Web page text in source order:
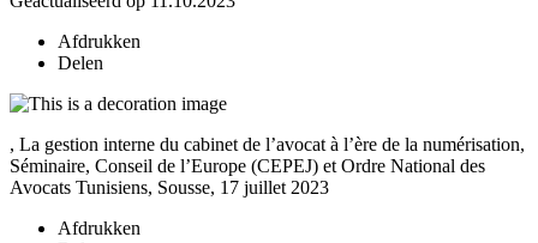
Afdrukken
Delen
, La gestion interne du cabinet de l’avocat à l’ère de la numérisation,
Séminaire, Conseil de l’Europe (CEPEJ) et Ordre National des
Avocats Tunisiens, Sousse, 17 juillet 2023
Afdrukken